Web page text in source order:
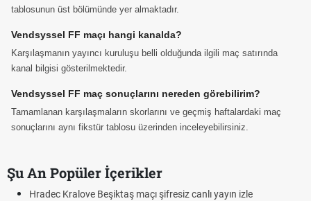
tablosunun üst bölümünde yer almaktadır.
Vendsyssel FF maçı hangi kanalda?
Karşılaşmanın yayıncı kuruluşu belli olduğunda ilgili maç satırında
kanal bilgisi gösterilmektedir.
Vendsyssel FF maç sonuçlarını nereden görebilirim?
Tamamlanan karşılaşmaların skorlarını ve geçmiş haftalardaki maç
sonuçlarını aynı fikstür tablosu üzerinden inceleyebilirsiniz.
Şu An Popüler İçerikler
Kralove Beşiktaş maçı şifresiz canlı yayın izle